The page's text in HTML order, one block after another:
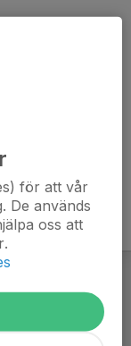
för att vår
De används
oss att